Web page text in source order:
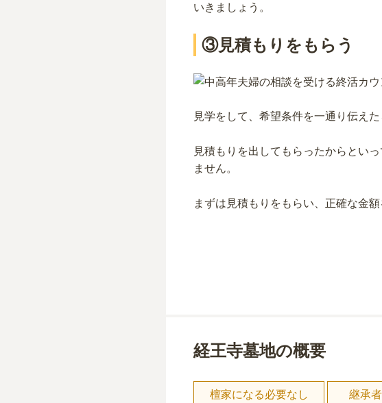
いきましょう。
③見積もりをもらう
見学をして、希望条件を一通り伝え
見積もりを出してもらったからとい
ません。
まずは見積もりをもらい、正確な金
経王寺墓地の概要
檀家になる必要なし 継承